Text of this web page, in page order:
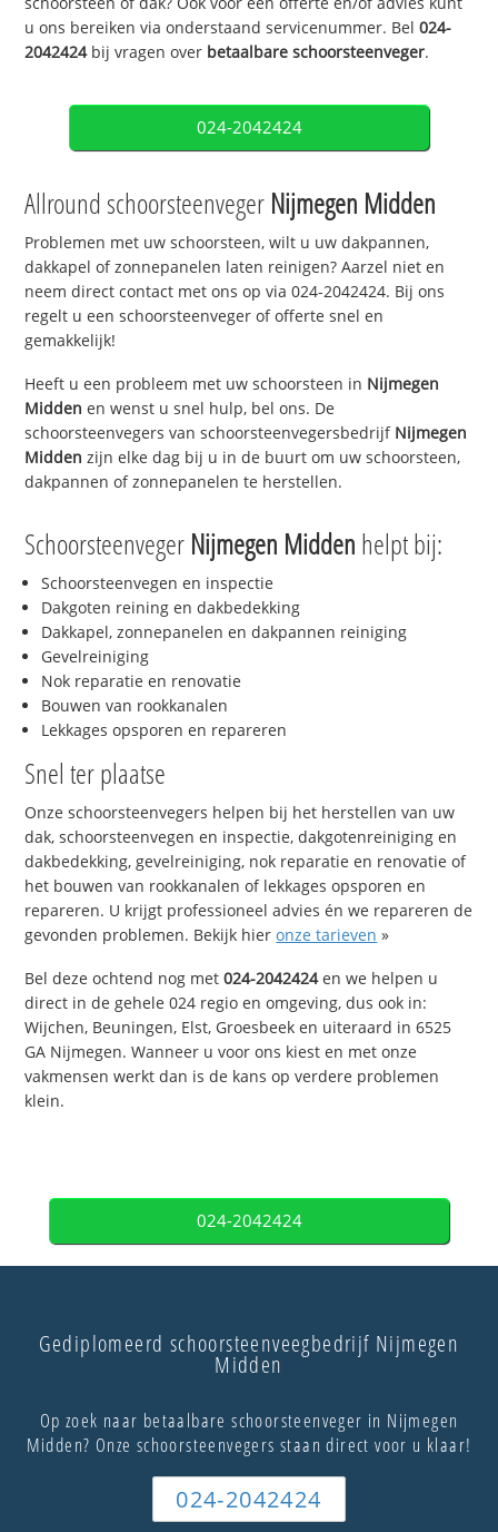
u ons bereiken via onderstaand servicenummer. Bel024-
2042424bij vragen over betaalbare schoorsteenveger.
024-2042424
Allround schoorsteenveger Nijmegen Midden
Problemen met uw schoorsteen, wilt u uw dakpannen,
dakkapel of zonnepanelen laten reinigen? Aarzel niet en
neem direct contact met ons op via 024-2042424. Bij ons
regelt u een schoorsteenveger of offerte snel en
gemakkelijk!
Heeft u een probleem met uw schoorsteen in Nijmegen
Midden en wenst u snel hulp, bel ons. De
schoorsteenvegers van schoorsteenvegersbedrijf Nijmegen
Midden zijn elke dag bij u in de buurt om uw schoorsteen,
dakpannen of zonnepanelen te herstellen.
Schoorsteenveger Nijmegen Midden helpt bij:
Schoorsteenvegen en inspectie
Dakgoten reining en dakbedekking
Dakkapel, zonnepanelen en dakpannen reiniging
Gevelreiniging
Nok reparatie en renovatie
Bouwen van rookkanalen
Lekkages opsporen en repareren
Snel ter plaatse
Onze schoorsteenvegers helpen bij het herstellen van uw
dak, schoorsteenvegen en inspectie, dakgotenreiniging en
dakbedekking, gevelreiniging, nok reparatie en renovatie of
het bouwen van rookkanalen of lekkages opsporen en
repareren. U krijgt professioneel advies én we repareren de
gevonden problemen. Bekijk hieronze tarieven »
Bel deze ochtend nog met024-2042424en we helpen u
direct in de gehele 024 regio en omgeving, dus ook in:
Wijchen, Beuningen, Elst, Groesbeek en uiteraard in 6525
GA Nijmegen. Wanneer u voor ons kiest en met onze
vakmensen werkt dan is de kans op verdere problemen
klein.
024-2042424
Gediplomeerd schoorsteenveegbedrijf Nijmegen
Midden
Op zoek naar betaalbare schoorsteenveger in Nijmegen
Midden? Onze schoorsteenvegers staan direct voor u klaar!
024-2042424